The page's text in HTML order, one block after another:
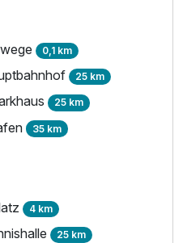
0,1 km
25 km
25 km
35 km
4 km
25 km